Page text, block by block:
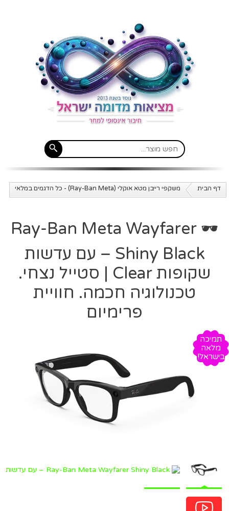
דף הבית משקפי רייבן מטא אוקלי (Ray-Ban Meta) - כל הדגמים במלאי
🕶️ Ray-Ban Meta Wayfarer
Shiny Black – עם עדשות
שקופות Clear | סטייל נצחי.
טכנולוגיה חכמה. חוויית
פרימיום
תמיכה
מלאה
בישראל!